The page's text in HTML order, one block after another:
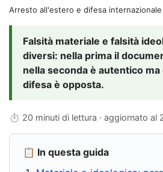
Arresto all'estero e difesa internazionale
Falsità materiale e falsità
diversi: nella prima il
nella seconda è autentico ma
difesa è opposta.
⏱ 20 minuti di lettura · aggiornato al
📋 In questa guida